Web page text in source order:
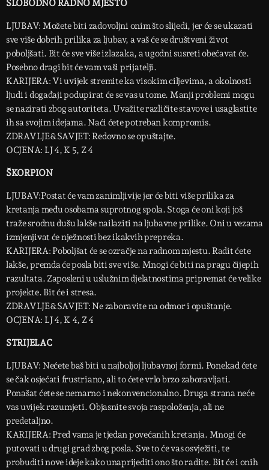
SLOBODNO RADNO MJESTO
LJUBAV: Možete biti zadovoljni onim što slijedi, jer će se ukazati
sve više dobrih prilika za ljubav, a vaš će se društveni život
poboljšati. Bit će sve više izlazaka, a ugodni susreti obećavat će.
Posebno dragi bit će vam vaši prijatelji.
KARIJERA: Vi uvijek stremite ka visokim ciljevima, a okolnosti
ljudi i događaji podupirat će se vas u tome. Manji problemi mogu
se nazirati zbog autoriteta. Uvažite različite stavove i usaglastite
ih sa svojim idejama. Naći ćete potreban kompromis.
ZDRAVLJE&SAVJET: Redovno se opuštajte.
OCJENA: LJ 4, K 5, Z 4
ŠKORPION
LJUBAV:Postat će vam zanimljivije jer će biti više prilika za
kretanja među osobama suprotnog spola. Stoga će oni koji još
traže srodnu dušu lakše nailaziti na ljubavne prilike. Oni u vezama
izmjenjivat će nježnosti bez ikakvih prepreka.
KARIJERA: Poboljšat će se ozračje na radnom mjestu. Radit ćete
lakše, premda će posla biti sve više. Mnogi će biti na pragu čijepih
razultata. Zaposleni u uslužnim djelatnostima pripremat će velike
projekte. Bit će i stresa.
ZDRAVLJE&SAVJET: Ne zaboravite na odmor i opuštanje.
OCJENA: LJ 4, K 4, Z 4
STRIJELAC
LJUBAV: Nećete baš biti u najboljoj ljubavnoj formi. Ponekad ćete
se čak osjećati frustriano, ali to ćete vrlo brzo zaboravljati.
Ponašat ćete se nemarno i nekonvencionalno. Druga strana neće
vas uvijek razumjeti. Objasnite svoja raspoloženja, ali ne
predetaljno.
KARIJERA: Pred vama je tjedan povećanih kretanja. Mnogi će
putovati u drugi grad zbog posla. Sve to će vas osvježiti, te
probuditi nove ideje kako unaprijediti ono što radite. Bit će i onih